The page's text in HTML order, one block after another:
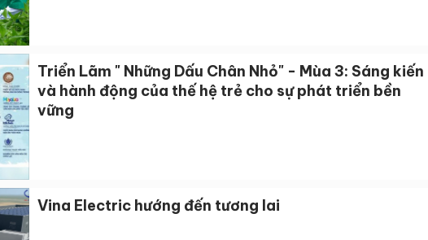
Triển Lãm " Những Dấu Chân Nhỏ" - Mùa 3: Sáng kiến
và hành động của thế hệ trẻ cho sự phát triển bền
vững
Vina Electric hướng đến tương lai